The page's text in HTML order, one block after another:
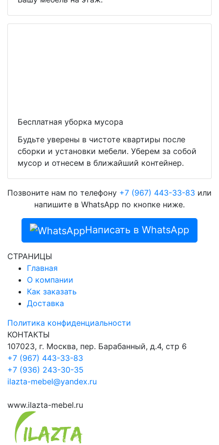
Бесплатная уборка мусора
Будьте уверены в чистоте квартиры после
сборки и установки мебели. Уберем за собой
мусор и отнесем в ближайший контейнер.
Позвоните нам по телефону +7 (967) 443-33-83 или
напишите в WhatsApp по кнопке ниже.
Написать в WhatsApp
СТРАНИЦЫ
Главная
О компании
Как заказать
Доставка
Политика конфиденциальности
КОНТАКТЫ
107023, г. Москва, пер. Барабанный, д.4, стр 6
+7 (967) 443-33-83
+7 (936) 243-30-35
ilazta-mebel@yandex.ru
www.ilazta-mebel.ru